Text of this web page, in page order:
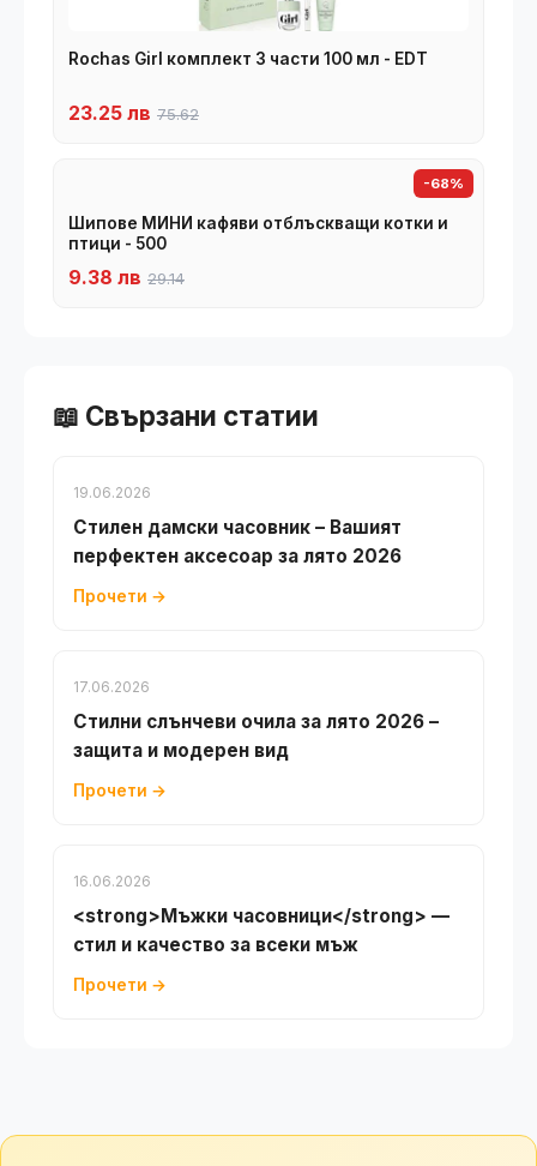
Rochas Girl комплект 3 части 100 мл - EDT
23.25 лв 75.62
-68%
Шипове МИНИ кафяви отблъскващи котки и
птици - 500
9.38 лв 29.14
📖 Свързани статии
19.06.2026
Стилен дамски часовник – Вашият
перфектен аксесоар за лято 2026
Прочети →
17.06.2026
Стилни слънчеви очила за лято 2026 –
защита и модерен вид
Прочети →
16.06.2026
<strong>Мъжки часовници</strong> —
стил и качество за всеки мъж
Прочети →